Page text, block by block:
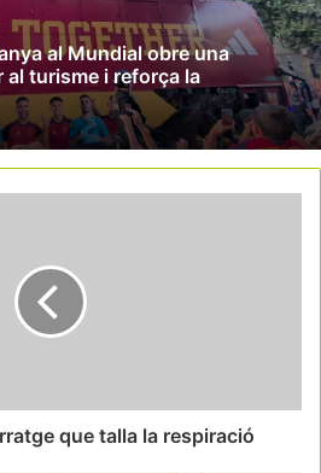
al Mundial obre una
al turisme i reforça la
que talla la respiració